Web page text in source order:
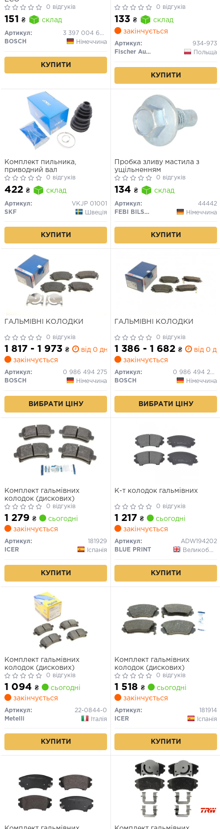
0 відгуків
151 ₴ склад
Артикул:
3 397 004 669
BOSCH
Німеччина
КУПИТИ
0 відгуків
133 ₴
склад
закінчується
Артикул:
934-973
Fischer Automotive One (FA1)
Польща
КУПИТИ
Комплект пильника,
приводний вал
0 відгуків
422 ₴ склад
Артикул:
VKJP 01001
SKF
Швеція
КУПИТИ
Пробка зливу мастила з
ущільненням
0 відгуків
134 ₴ склад
Артикул:
44442
FEBI BILSTEIN
Німеччина
КУПИТИ
ГАЛЬМІВНІ КОЛОДКИ
0 відгуків
1 817 - 1 973 ₴
від 0 дн.
закінчується
Артикул:
0 986 494 275
BOSCH
Німеччина
ВИБРАТИ ЦІНУ
ГАЛЬМІВНІ КОЛОДКИ
0 відгуків
1 386 - 1 682 ₴
від 0
закінчується
Артикул:
0 986 494 279
BOSCH
Німеччина
ВИБРАТИ ЦІНУ
Комплект гальмівних
колодок (дискових)
0 відгуків
1 279 ₴
сьогодні
закінчується
Артикул:
181929
ICER
Іспанія
КУПИТИ
К-т колодок гальмівних
0 відгуків
1 217 ₴
сьогодні
закінчується
Артикул:
ADW194202
BLUE PRINT
Великобританія
КУПИТИ
Комплект гальмівних
колодок (дискових)
0 відгуків
1 094 ₴
сьогодні
закінчується
Артикул:
22-0844-0
Metelli
Італія
КУПИТИ
Комплект гальмівних
колодок (дискових)
0 відгуків
1 518 ₴
сьогодні
закінчується
Артикул:
181914
ICER
Іспанія
КУПИТИ